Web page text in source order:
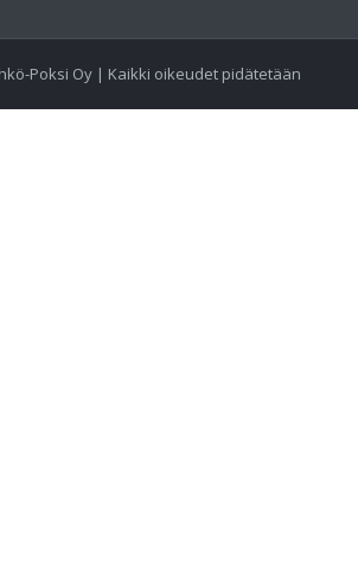
Poksi Oy | Kaikki oikeudet pidätetään